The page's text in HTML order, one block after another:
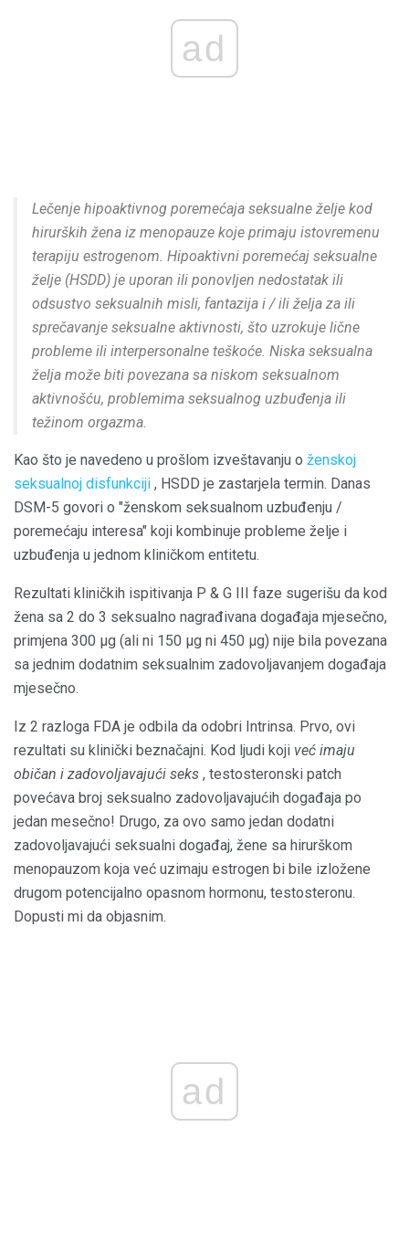
ad
Lečenje hipoaktivnog poremećaja seksualne želje kod
hirurških žena iz menopauze koje primaju istovremenu
terapiju estrogenom. Hipoaktivni poremećaj seksualne
želje (HSDD) je uporan ili ponovljen nedostatak ili
odsustvo seksualnih misli, fantazija i / ili želja za ili
sprečavanje seksualne aktivnosti, što uzrokuje lične
probleme ili interpersonalne teškoće. Niska seksualna
želja može biti povezana sa niskom seksualnom
aktivnošću, problemima seksualnog uzbuđenja ili
težinom orgazma.
Kao što je navedeno u prošlom izveštavanju o ženskoj
seksualnoj disfunkciji , HSDD je zastarjela termin. Danas
DSM-5 govori o "ženskom seksualnom uzbuđenju /
poremećaju interesa" koji kombinuje probleme želje i
uzbuđenja u jednom kliničkom entitetu.
Rezultati kliničkih ispitivanja P & G III faze sugerišu da kod
žena sa 2 do 3 seksualno nagrađivana događaja mjesečno,
primjena 300 μg (ali ni 150 μg ni 450 μg) nije bila povezana
sa jednim dodatnim seksualnim zadovoljavanjem događaja
mjesečno.
Iz 2 razloga FDA je odbila da odobri Intrinsa. Prvo, ovi
rezultati su klinički beznačajni. Kod ljudi koji već imaju
običan i zadovoljavajući seks , testosteronski patch
povećava broj seksualno zadovoljavajućih događaja po
jedan mesečno! Drugo, za ovo samo jedan dodatni
zadovoljavajući seksualni događaj, žene sa hirurškom
menopauzom koja već uzimaju estrogen bi bile izložene
drugom potencijalno opasnom hormonu, testosteronu.
Dopusti mi da objasnim.
ad